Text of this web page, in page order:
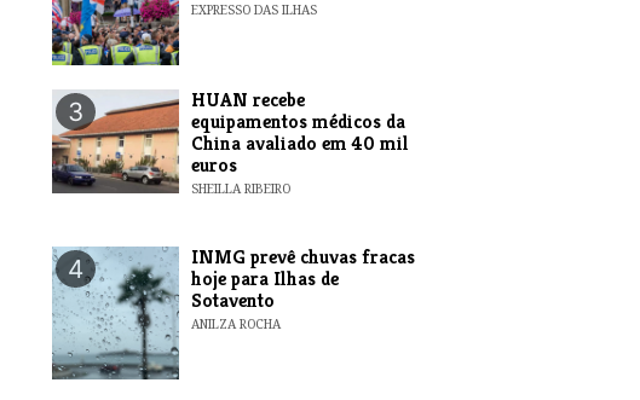
EXPRESSO DAS ILHAS
3
HUAN recebe
equipamentos médicos da
China avaliado em 40 mil
euros
SHEILLA RIBEIRO
4
INMG prevê chuvas fracas
hoje para Ilhas de
Sotavento
ANILZA ROCHA